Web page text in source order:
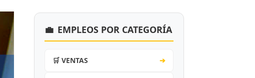
💼 EMPLEOS POR CATEGORÍA
🛒 VENTAS ➔